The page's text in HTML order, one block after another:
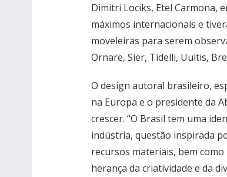
Dimitri Lociks, Etel Carmona,
máximos internacionais e
moveleiras para serem
Ornare, Sier, Tidelli, Uultis,
O design autoral brasileiro,
na Europa e o presidente da
crescer. “O Brasil tem uma
indústria, questão inspirada
recursos materiais, bem
herança da criatividade e da